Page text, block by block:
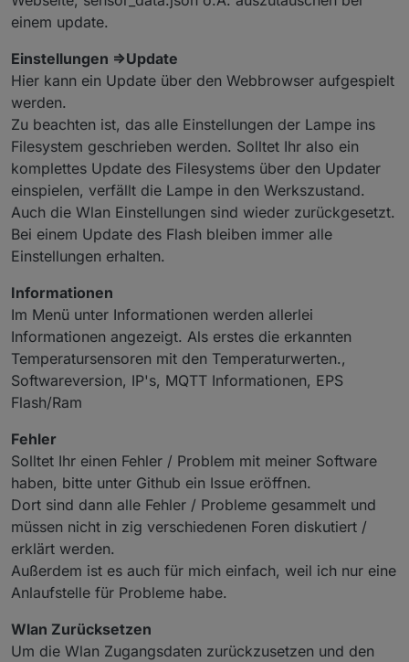
einem update.
Einstellungen =>Update
Hier kann ein Update über den Webbrowser aufgespielt
werden.
Zu beachten ist, das alle Einstellungen der Lampe ins
Filesystem geschrieben werden. Solltet Ihr also ein
komplettes Update des Filesystems über den Updater
einspielen, verfällt die Lampe in den Werkszustand.
Auch die Wlan Einstellungen sind wieder zurückgesetzt.
Bei einem Update des Flash bleiben immer alle
Einstellungen erhalten.
Informationen
Im Menü unter Informationen werden allerlei
Informationen angezeigt. Als erstes die erkannten
Temperatursensoren mit den Temperaturwerten.,
Softwareversion, IP's, MQTT Informationen, EPS
Flash/Ram
Fehler
Solltet Ihr einen Fehler / Problem mit meiner Software
haben, bitte unter Github ein Issue eröffnen.
Dort sind dann alle Fehler / Probleme gesammelt und
müssen nicht in zig verschiedenen Foren diskutiert /
erklärt werden.
Außerdem ist es auch für mich einfach, weil ich nur eine
Anlaufstelle für Probleme habe.
Wlan Zurücksetzen
Um die Wlan Zugangsdaten zurückzusetzen und den